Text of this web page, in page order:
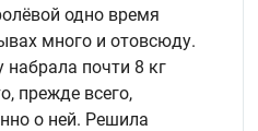
одно время
много и отовсюду.
набрала почти 8 кг
прежде всего,
о ней. Решила